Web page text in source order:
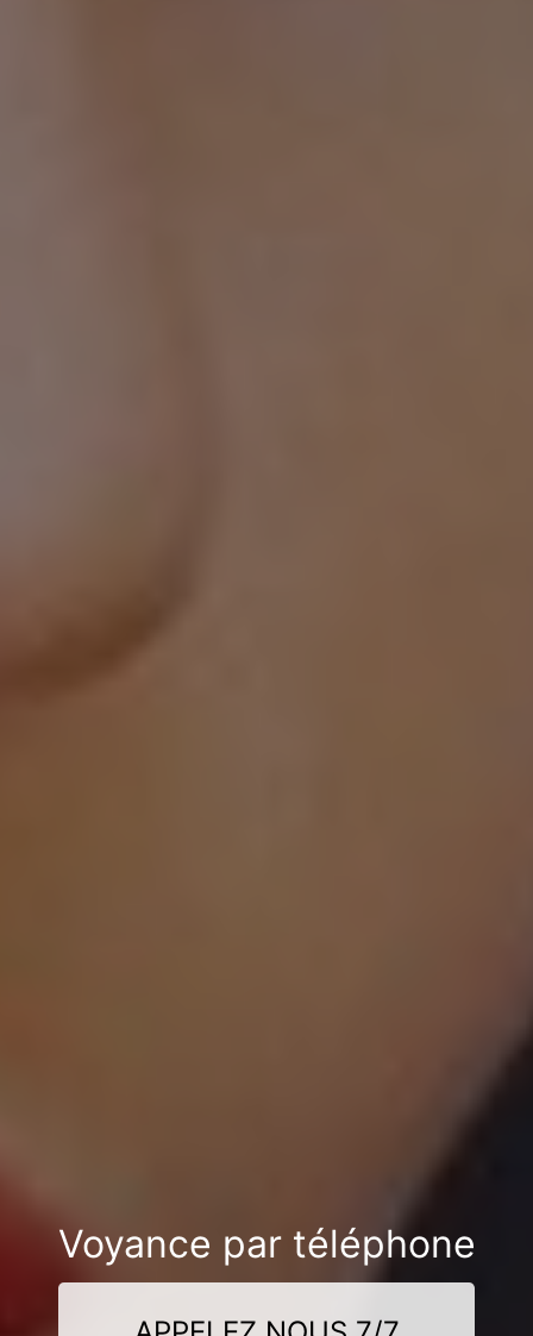
Voyance par téléphone